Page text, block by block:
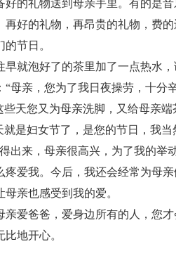
的礼物送到母亲手里。有的是
好的礼物，再昂贵的礼物，费的
节日。
就泡好了的茶里加了一点热水
母亲，您为了我日夜操劳，十分
天您又为母亲洗脚，又给母亲
是妇女节了，是您的节日，我
出来，母亲很高兴，为了我的举
爱我。今后，我还会经常为母
亲也感受到我的爱。
爱爸爸，爱身边所有的人，您
地开心。